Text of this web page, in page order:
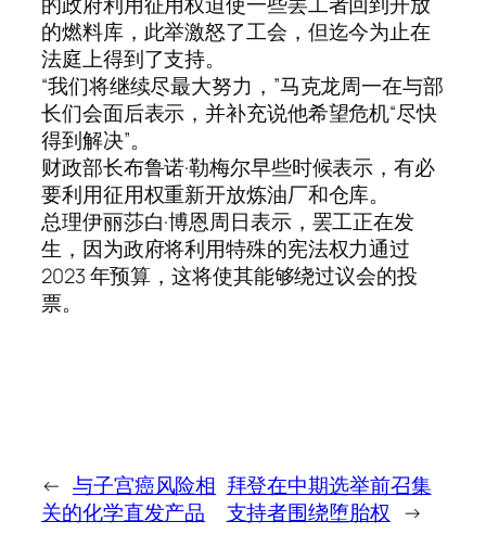
的燃料库，此举激怒了工会，但迄今为止在
法庭上得到了支持。
“我们将继续尽最大努力，”马克龙周一在与部
长们会面后表示，并补充说他希望危机“尽快
得到解决”。
财政部长布鲁诺·勒梅尔早些时候表示，有必
要利用征用权重新开放炼油厂和仓库。
总理伊丽莎白·博恩周日表示，罢工正在发
生，因为政府将利用特殊的宪法权力通过
2023 年预算，这将使其能够绕过议会的投
票。
← 与子宫癌风险相
关的化学直发产品
拜登在中期选举前召集
支持者围绕堕胎权 →